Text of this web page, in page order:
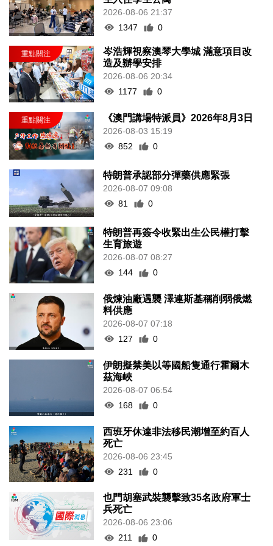
2026-08-06 21:37
1347
0
岑浩輝視察澳琴大學城 滿意項目改
造及辦學安排
2026-08-06 20:34
1177
0
《澳門講場特派員》2026年8月3日
2026-08-03 15:19
852
0
特朗普承認部分彈藥供應緊張
2026-08-07 09:08
81
0
特朗普再簽令收緊出生公民權打擊
生育旅遊
2026-08-07 08:27
144
0
俄煉油廠遇襲 澤連斯基稱削弱俄燃
料供應
2026-08-07 07:18
127
0
伊朗擬禁美以等國船隻通行霍爾木
茲海峽
2026-08-07 06:54
168
0
西班牙休達非法移民潮增至約百人
死亡
2026-08-06 23:45
231
0
也門胡塞武裝襲擊致35名政府軍士
兵死亡
2026-08-06 23:06
211
0